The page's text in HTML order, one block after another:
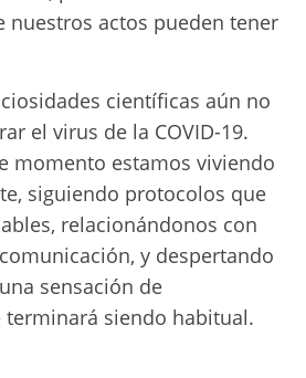
nuestros actos pueden tener
científicas aún no
el virus de la COVID-19.
momento estamos viviendo
siguiendo protocolos que
relacionándonos con
y despertando
sensación de
siendo habitual.